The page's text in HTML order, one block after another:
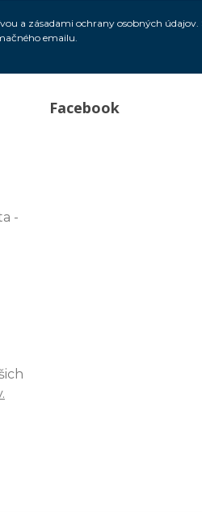
a zásadami ochrany osobných
emailu.
-
Facebook